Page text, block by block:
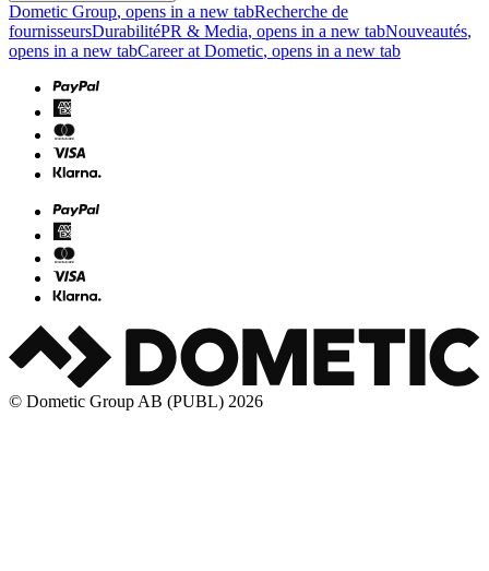
Dometic Group, opens in a new tabRecherche de
fournisseursDurabilitéPR & Media, opens in a new tabNouveautés,
opens in a new tabCareer at Dometic, opens in a new tab
© Dometic Group AB (PUBL) 2026